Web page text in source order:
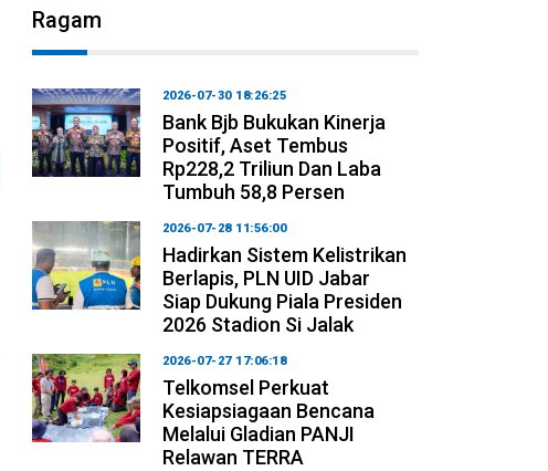
Ragam
2026-07-30 18:26:25
Bank Bjb Bukukan Kinerja
Positif, Aset Tembus
Rp228,2 Triliun Dan Laba
Tumbuh 58,8 Persen
2026-07-28 11:56:00
Hadirkan Sistem Kelistrikan
Berlapis, PLN UID Jabar
Siap Dukung Piala Presiden
2026 Stadion Si Jalak
2026-07-27 17:06:18
Telkomsel Perkuat
Kesiapsiagaan Bencana
Melalui Gladian PANJI
Relawan TERRA